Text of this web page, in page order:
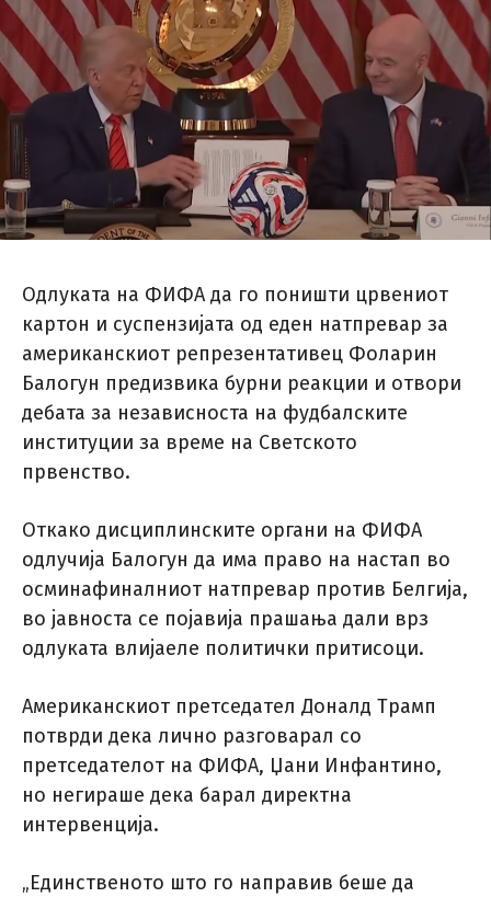
Одлуката на ФИФА да го поништи црвениот
картон и суспензијата од еден натпревар за
американскиот репрезентативец Фоларин
Балогун предизвика бурни реакции и отвори
дебата за независноста на фудбалските
институции за време на Светското
првенство.
Откако дисциплинските органи на ФИФА
одлучија Балогун да има право на настап во
осминафиналниот натпревар против Белгија,
во јавноста се појавија прашања дали врз
одлуката влијаеле политички притисоци.
Американскиот претседател Доналд Трамп
потврди дека лично разговарал со
претседателот на ФИФА, Џани Инфантино,
но негираше дека барал директна
интервенција.
„Единственото што го направив беше да